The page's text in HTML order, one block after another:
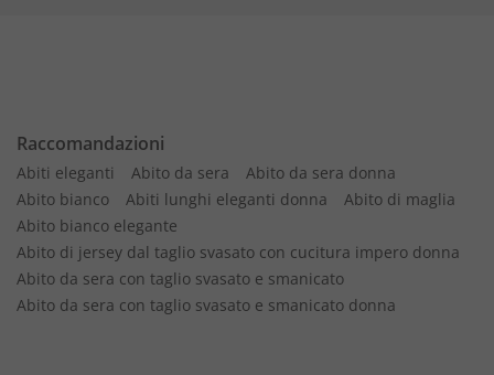
Raccomandazioni
Abiti eleganti Abito da sera
Abito da sera donna
Abito bianco
Abiti lunghi eleganti donna
Abito di maglia
Abito bianco elegante
Abito di jersey dal taglio svasato con cucitura impero donna
Abito da sera con taglio svasato e smanicato
Abito da sera con taglio svasato e smanicato donna